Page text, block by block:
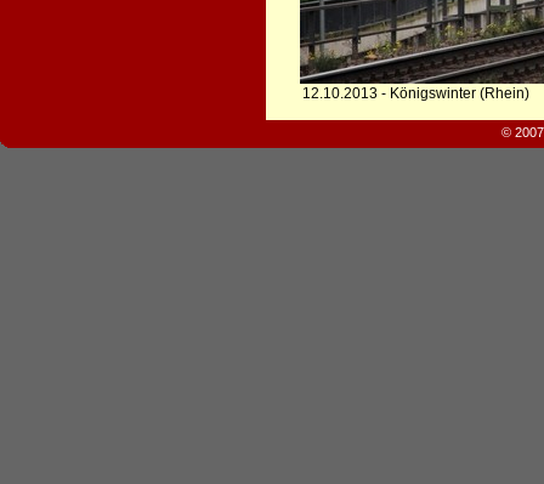
12.10.2013 - Königswinter (Rhein)
©